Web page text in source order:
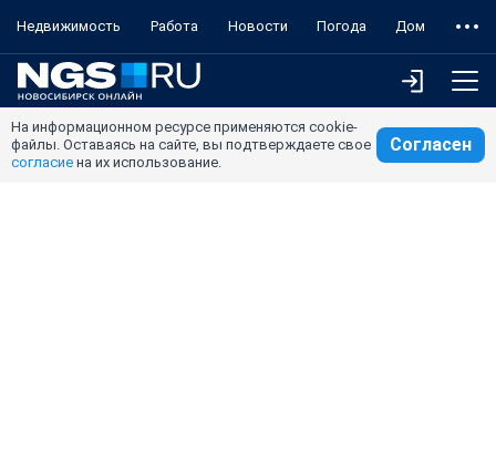
Недвижимость Работа Новости Погода Дом
На информационном ресурсе применяются cookie-
файлы. Оставаясь на сайте, вы подтверждаете свое
согласие на их использование.
Согласен